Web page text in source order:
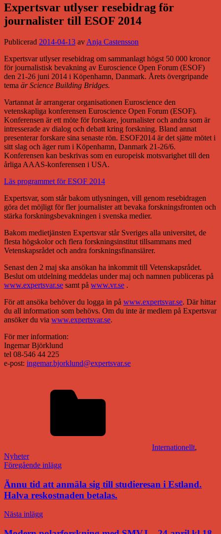
Expertsvar utlyser resebidrag för
journalister till ESOF 2014
Publicerad 2014-04-13 av Anja Castensson
Expertsvar utlyser resebidrag om sammanlagt högst 50 000 kronor
för journalistisk bevakning av Euroscience Open Forum (ESOF)
den 21-26 juni 2014 i Köpenhamn, Danmark. Årets övergripande
tema är Science Building Bridges.
Vartannat år arrangerar organisationen Euroscience den
vetenskapliga konferensen Euroscience Open Forum (ESOF).
Konferensen är ett möte för forskare, journalister och andra som är
intresserade av dialog och debatt kring forskning. Bland annat
presenterar forskare sina senaste rön. ESOF2014 är det sjätte mötet i
sitt slag och äger rum i Köpenhamn, Danmark 21-26/6.
Konferensen kan beskrivas som en europeisk motsvarighet till den
årliga AAAS-konferensen i USA.
Läs programmet för ESOF 2014
Expertsvar, som står bakom utlysningen, vill genom resebidragen
göra det möjligt för fler journalister att bevaka forskningsfronten och
stärka forskningsbevakningen i svenska medier.
Bakom medietjänsten Expertsvar står Sveriges alla universitet, de
flesta högskolor och flera forskningsinstitut tillsammans med
Vetenskapsrådet och andra forskningsfinansiärer.
Senast den 2 maj ska ansökan ha inkommit till Vetenskapsrådet.
Beslut om utdelning meddelas under maj och namnen publiceras på
www.expertsvar.se samt på www.vr.se .
För att ansöka behöver du logga in på www.expertsvar.se. Där hittar
du all information som behövs. Om du inte är medlem på Expertsvar
ansöker du via www.expertsvar.se.
För mer information:
Ingemar Björklund
tel 08-546 44 225
e-post: ingemar.bjorklund@expertsvar.se
Internationellt,
Nyheter
Inläggsnavigering
Föregående inlägg
Ännu tid att anmäla sig till studieresan i Estland.
Halva reskostnaden betalas.
Nästa inlägg